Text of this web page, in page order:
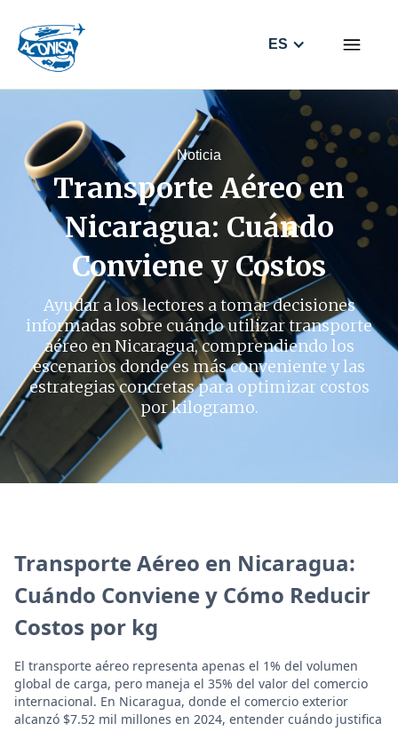
ES
Noticia
Transporte Aéreo en
Nicaragua: Cuándo
Conviene y Costos
Ayudar a los lectores a tomar decisiones
informadas sobre cuándo utilizar transporte
aéreo en Nicaragua, comprendiendo los
escenarios donde es más conveniente y las
estrategias concretas para optimizar costos
por kilogramo.
Transporte Aéreo en Nicaragua:
Cuándo Conviene y Cómo Reducir
Costos por kg
El transporte aéreo representa apenas el 1% del volumen
global de carga, pero maneja el 35% del valor del comercio
internacional. En Nicaragua, donde el comercio exterior
alcanzó $7.52 mil millones en 2024, entender cuándo justifica